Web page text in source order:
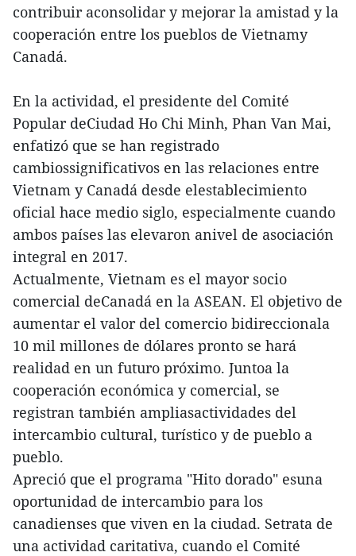
contribuir aconsolidar y mejorar la amistad y la
cooperación entre los pueblos de Vietnamy
Canadá.
En la actividad, el presidente del Comité
Popular deCiudad Ho Chi Minh, Phan Van Mai,
enfatizó que se han registrado
cambiossignificativos en las relaciones entre
Vietnam y Canadá desde elestablecimiento
oficial hace medio siglo, especialmente cuando
ambos países las elevaron anivel de asociación
integral en 2017.
Actualmente, Vietnam es el mayor socio
comercial deCanadá en la ASEAN. El objetivo de
aumentar el valor del comercio bidireccionala
10 mil millones de dólares pronto se hará
realidad en un futuro próximo. Juntoa la
cooperación económica y comercial, se
registran también ampliasactividades del
intercambio cultural, turístico y de pueblo a
pueblo.
Apreció que el programa "Hito dorado" esuna
oportunidad de intercambio para los
canadienses que viven en la ciudad. Setrata de
una actividad caritativa, cuando el Comité